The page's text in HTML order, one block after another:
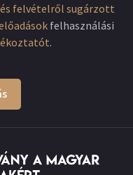
felvételről sugárzott
felhasználási
.